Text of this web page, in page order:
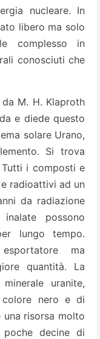
nucleare. In
libero ma solo
complesso in
conosciuti che
da M. H. Klaproth
e diede questo
solare Urano,
Si trova
i composti e
radioattivi ad un
da radiazione
possono
lungo tempo.
ma
quantità. La
uranite,
nero e di
risorsa molto
decine di